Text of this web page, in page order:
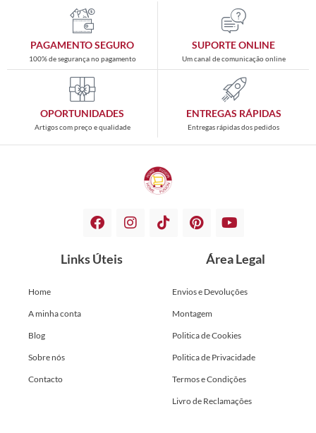
PAGAMENTO SEGURO
100% de segurança no pagamento
SUPORTE ONLINE
Um canal de comunicação online
OPORTUNIDADES
Artigos com preço e qualidade
ENTREGAS RÁPIDAS
Entregas rápidas dos pedidos
Links Úteis
Home
A minha conta
Blog
Sobre nós
Contacto
Área Legal
Envios e Devoluções
Montagem
Politica de Cookies
Politica de Privacidade
Termos e Condições
Livro de Reclamações